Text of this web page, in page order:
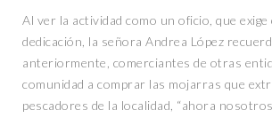
Al ver la actividad como un oficio, que
dedicación, la señora Andrea López
anteriormente, comerciantes de otras
comunidad a comprar las mojarras que
pescadores de la localidad, “ahora